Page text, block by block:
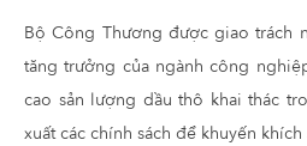
Bộ Công Thương được giao trách
tăng trưởng của ngành công
cao sản lượng dầu thô khai thác
xuất các chính sách để khuyến